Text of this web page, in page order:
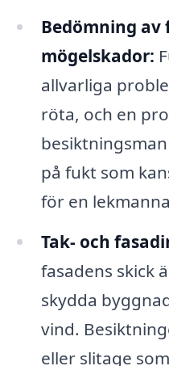
Bedömning av
mögelskador:
allvarliga
röta, och en
på fukt som
för en
Tak- och
fasadens skick
skydda
vind.
eller slitage